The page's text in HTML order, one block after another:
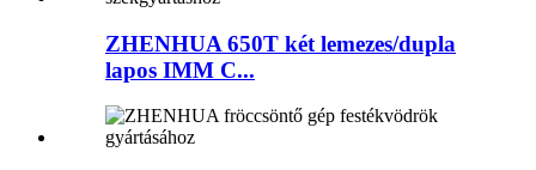
ZHENHUA 650T két lemezes/dupla
lapos IMM C...